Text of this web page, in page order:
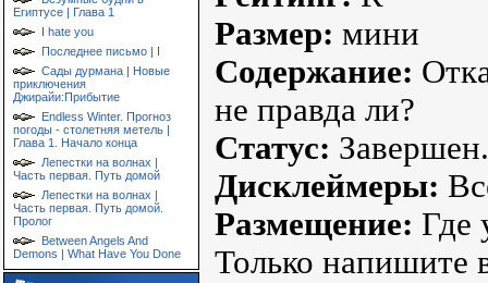
Египтусе | Глава 1
I hate you
Последнее письмо | I
Сады дурмана | Новые
приключения
Джирайи:Прибытие
Endless Winter. Прогноз
погоды - столетняя метель |
Глава 1. Начало конца
Лепестки на волнах |
Часть первая. Путь домой
Лепестки на волнах |
Часть первая. Путь домой.
Пролог
Between Angels And
Demons | What Have You Done
Размер: мини
Содержание:
не правда ли?
Статус: Завершен.
Дисклеймеры:
Размещение: Где
Только напишите